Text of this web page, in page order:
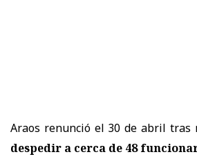
Araos renunció el 30 de abril tras
despedir a cerca de 48